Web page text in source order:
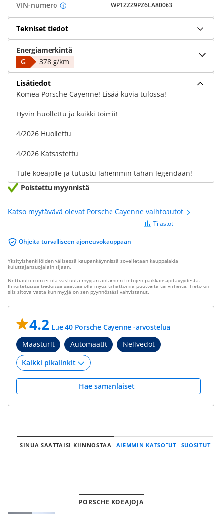
VIN-numero
WP1ZZZ9PZ6LA80063
Tekniset tiedot
Energiamerkintä
G
378 g/km
Lisätiedot
Komea Porsche Cayenne! Lisää kuvia tulossa!
Hyvin huollettu ja kaikki toimii!
4/2026 Huollettu
4/2026 Katsastettu
Tule koeajolle ja tutustu lähemmin tähän legendaan!
Poistettu myynnistä
Katso myytävävä olevat Porsche Cayenne vaihtoautot
Ohjeita turvalliseen ajoneuvokauppaan
Tilastot
Yksityishenkilöiden välisessä kaupankäynnissä sovelletaan kauppalakia
kuluttajansuojalain sijaan.
Nettiauto.com ei ota vastuuta myyjän antamien tietojen paikkansapitävyydestä.
Ilmoitetuissa tiedoissa saattaa olla myös tahattomia puutteita tai virheitä. Tieto on
siis sitova vasta kun myyjä on sen pyynnöstäsi vahvistanut.
4.2 Lue 40 Porsche Cayenne -arvostelua
Maasturit
Automaatit Nelivedot
Hae samanlaiset
SINUA SAATTAISI KIINNOSTAA AIEMMIN KATSOTUT SUOSITUT
PORSCHE KOEAJOJA